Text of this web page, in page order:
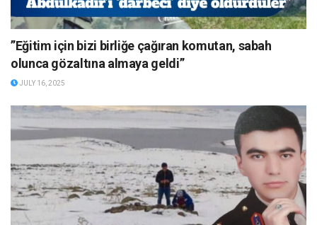
”Eğitim için bizi birliğe çağıran komutan, sabah
olunca gözaltına almaya geldi”
JULY 16, 2025